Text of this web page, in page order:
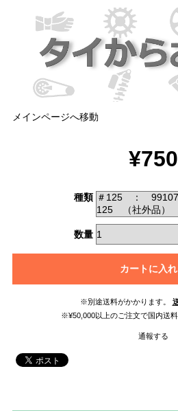
メインページへ移動
¥750
種類
数量
カートに入
※別途送料がかかります。
※¥50,000以上のご注文で国内送料
通報する